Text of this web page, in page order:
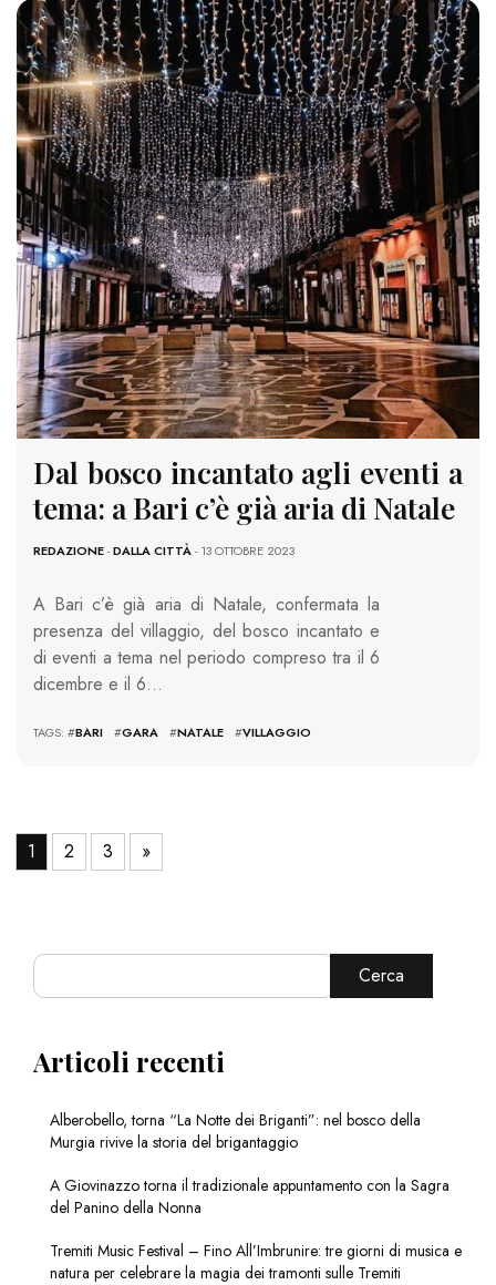
987 VIEWS
Dal bosco incantato agli eventi a
tema: a Bari c’è già aria di Natale
REDAZIONE-DALLA CITTÀ- 13 OTTOBRE 2023
A Bari c’è già aria di Natale, confermata la
presenza del villaggio, del bosco incantato e
di eventi a tema nel periodo compreso tra il 6
dicembre e il 6…
TAGS: #BARI #GARA #NATALE #VILLAGGIO
1 2 3 »
Cerca
Articoli recenti
Alberobello, torna “La Notte dei Briganti”: nel bosco della
Murgia rivive la storia del brigantaggio
A Giovinazzo torna il tradizionale appuntamento con la Sagra
del Panino della Nonna
Tremiti Music Festival – Fino All’Imbrunire: tre giorni di musica e
natura per celebrare la magia dei tramonti sulle Tremiti